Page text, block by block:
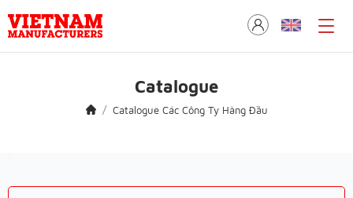
Catalogue
Catalogue Các Công Ty Hàng Đầu